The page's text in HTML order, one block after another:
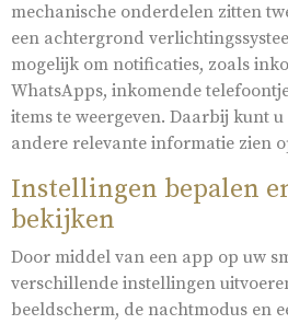
mechanische onderdelen zitten
een achtergrond
mogelijk om notificaties, zoals
WhatsApps, inkomende
items te weergeven. Daarbij kunt
andere relevante informatie zien
Instellingen bepalen
bekijken
Door middel van een app op uw
verschillende instellingen
beeldscherm, de nachtmodus en